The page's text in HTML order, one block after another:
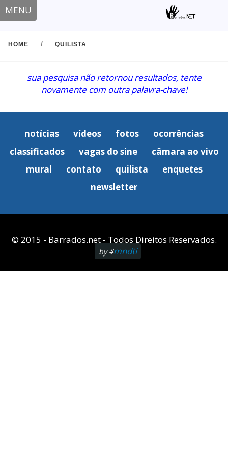
MENU
HOME / QUILISTA
sua pesquisa não retornou resultados, tente
novamente com outra palavra-chave!
notícias vídeos fotos
ocorrências
classificados
vagas do sine
câmara ao vivo
mural
contato quilista
enquetes
newsletter
© 2015 - Barrados.net - Todos Direitos Reservados.
by #mndti